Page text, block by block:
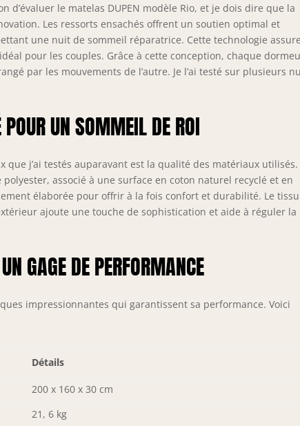
l'environnement. ✔【CERTIFIED MANUFACTURE】Les
Dupen sont hypoallergéniques et recyclables. De plus, nous
des certifications Oeko-Tex et Blauer Engel. Dupen est
engagée dans l'environnement, pionnière dans les
renouvelables et autosuffisante. Dormez tranquille en
que vous prenez soin de la planète. 🔝【HIGH TECH】Le
RIO est équipé de la technologie Airdream sur la face
et inférieure, qui vous offrira le confort dont vous avez
pour un repos sain et réparateur.
d’évaluer le matelas DUPEN modèle Rio, et je dois dire que la
Les ressorts ensachés offrent un soutien optimal et
une nuit de sommeil réparatrice. Cette technologie
pour les couples. Grâce à cette conception, chaque
par les mouvements de l’autre. Je l’ai testé sur plusieurs
UN SOMMEIL DE ROI
que j’ai testés auparavant est la qualité des matériaux utilisés.
associé à une surface en coton naturel recyclé et en
élaborée pour offrir à la fois confort et durabilité. Le tissu
ajoute une touche de sophistication et aide à réguler la
GAGE DE PERFORMANCE
impressionnantes qui garantissent sa performance. Voici
Détails
200 x 160 x 30 cm
21, 6 kg